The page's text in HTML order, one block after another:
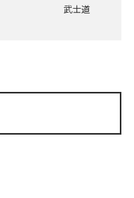
武士道